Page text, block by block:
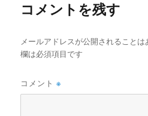
コメントを残す
メールアドレスが公開されることは
欄は必須項目です
コメント※